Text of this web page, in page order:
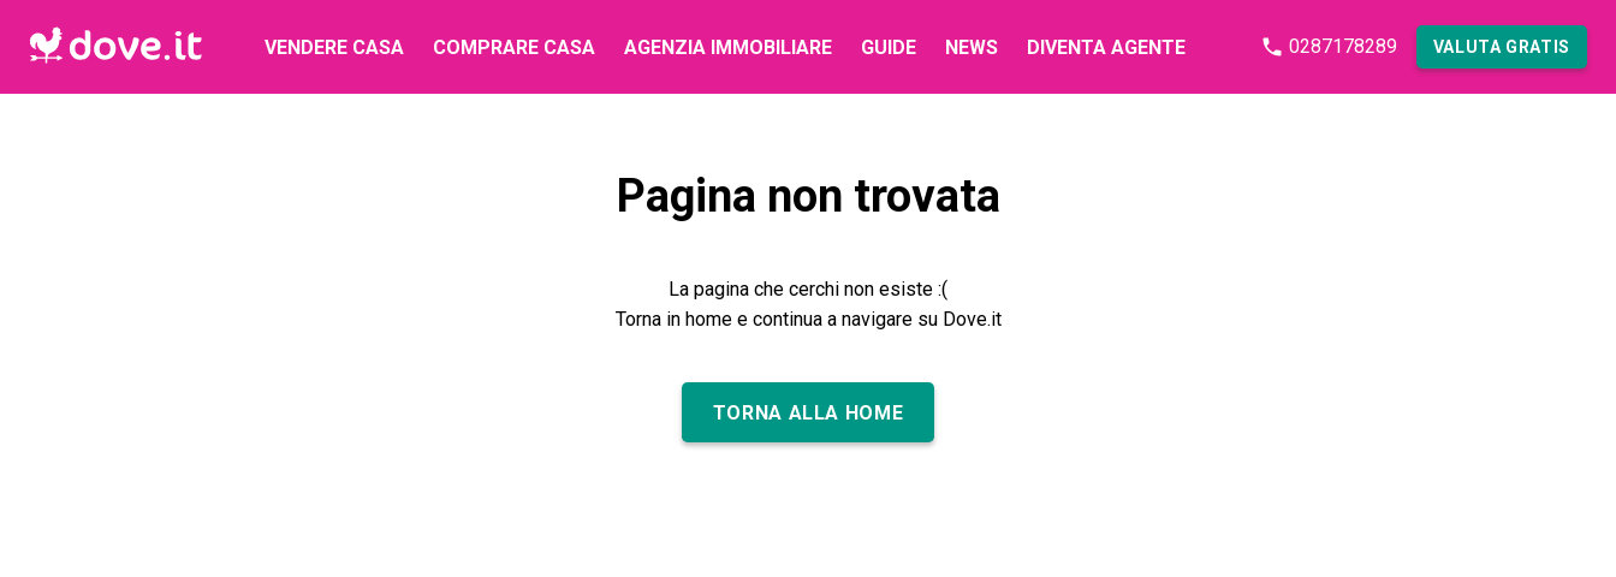
VENDERE CASA COMPRARE CASA AGENZIA IMMOBILIARE GUIDE NEWS DIVENTA AGENTE 0287178289 VALUTA GRATIS
Pagina non trovata
La pagina che cerchi non esiste :(
Torna in home e continua a navigare su Dove.it
TORNA ALLA HOME